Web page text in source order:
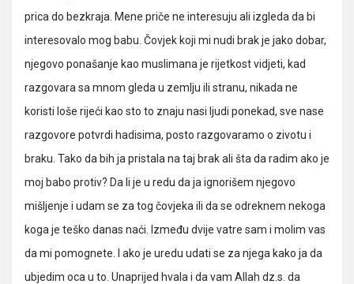
prica do bezkraja. Mene priče ne interesuju ali izgleda da bi
interesovalo mog babu. Čovjek koji mi nudi brak je jako dobar,
njegovo ponašanje kao muslimana je rijetkost vidjeti, kad
razgovara sa mnom gleda u zemlju ili stranu, nikada ne
koristi loše rijeći kao sto to znaju nasi ljudi ponekad, sve nase
razgovore potvrdi hadisima, posto razgovaramo o zivotu i
braku. Tako da bih ja pristala na taj brak ali šta da radim ako je
moj babo protiv? Da li je u redu da ja ignorišem njegovo
mišljenje i udam se za tog čovjeka ili da se odreknem nekoga
koga je teško danas naći. Između dvije vatre sam i molim vas
da mi pomognete. I ako je uredu udati se za njega kako ja da
ubjedim oca u to. Unaprijed hvala i da vam Allah dz.s. da